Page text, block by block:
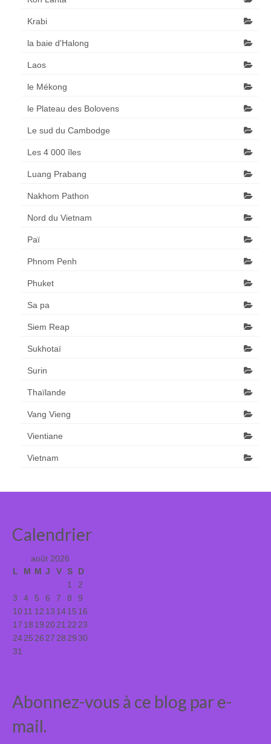
Krabi
la baie d'Halong
Laos
le Mékong
le Plateau des Bolovens
Le sud du Cambodge
Les 4 000 îles
Luang Prabang
Nakhom Pathon
Nord du Vietnam
Paï
Phnom Penh
Phuket
Sa pa
Siem Reap
Sukhotaï
Surin
Thaïlande
Vang Vieng
Vientiane
Vietnam
Calendrier
août 2026
L
M M J V S D
1
2
3
4 5 6 7 8
9
1011 12 13 1415 16
17 18 19 2021 22 23
2425 26 27 28 2930
31
Abonnez-vous à ce blog par e-
mail.